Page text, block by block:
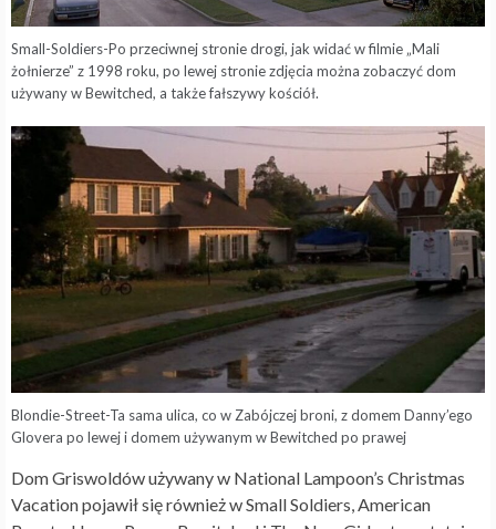
Small-Soldiers-Po przeciwnej stronie drogi, jak widać w filmie „Mali
żołnierze” z 1998 roku, po lewej stronie zdjęcia można zobaczyć dom
używany w Bewitched, a także fałszywy kościół.
Blondie-Street-Ta sama ulica, co w Zabójczej broni, z domem Danny’ego
Glovera po lewej i domem używanym w Bewitched po prawej
Dom Griswoldów używany w National Lampoon’s Christmas
Vacation pojawił się również w Small Soldiers, American